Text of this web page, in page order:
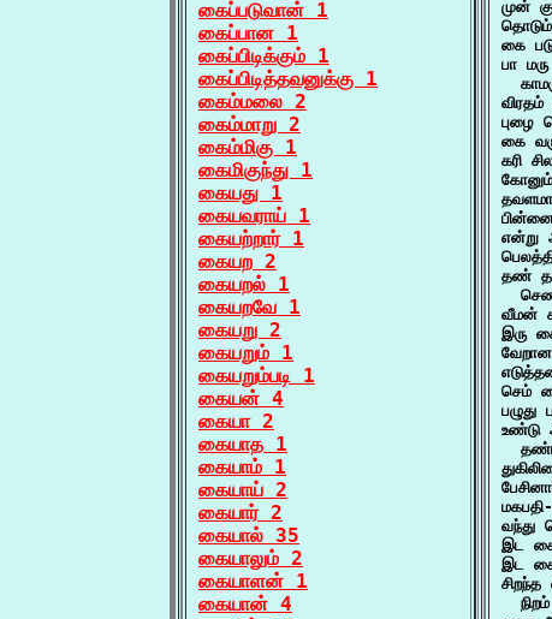
கைப்படுவான் 1
கைப்பான 1
கைப்பிடிக்கும் 1
கைப்பிடித்தவனுக்கு 1
கைம்மலை 2
கைம்மாறு 2
கைம்மிகு 1
கைமிகுந்து 1
கையது 1
கையவராய் 1
கையற்றார் 1
கையற 2
கையறல் 1
கையறவே 1
கையறு 2
கையறும் 1
கையறும்படி 1
கையன் 4
கையா 2
கையாத 1
கையாம் 1
கையாய் 2
கையார் 2
கையால் 35
கையாலும் 2
கையாளன் 1
கையான் 4
முன்
கை
பா
புழை
கை
கரி
என்று
தண்
வீமன்
இரு
செம்
உண்டு
வந்து
இட
இட